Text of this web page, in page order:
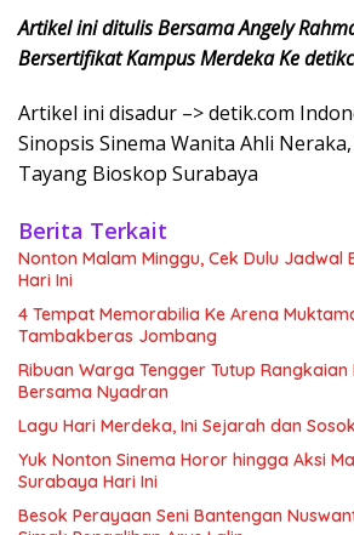
Artikel ini ditulis Bersama Angely
Bersertifikat Kampus Merdeka Ke
Artikel ini disadur –> detik.com
Sinopsis Sinema Wanita Ahli Neraka,
Tayang Bioskop Surabaya
Berita Terkait
Nonton Malam Minggu, Cek Dulu Jadwal
Hari Ini
4 Tempat Memorabilia Ke Arena
Tambakberas Jombang
Ribuan Warga Tengger Tutup
Bersama Nyadran
Lagu Hari Merdeka, Ini Sejarah dan
Yuk Nonton Sinema Horor hingga Aksi
Surabaya Hari Ini
Besok Perayaan Seni Bantengan